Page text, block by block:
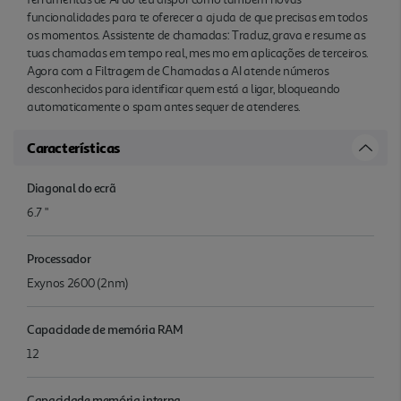
funcionalidades para te oferecer a ajuda de que precisas em todos
os momentos. Assistente de chamadas: Traduz, grava e resume as
tuas chamadas em tempo real, mes mo em aplicações de terceiros.
Agora com a Filtragem de Chamadas a AI atende números
desconhecidos para identificar quem está a ligar, bloqueando
automaticamente o spam antes sequer de atenderes.
Características
Diagonal do ecrã
6.7 "
Processador
Exynos 2600 (2nm)
Capacidade de memória RAM
12